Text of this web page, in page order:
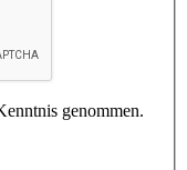
genommen.